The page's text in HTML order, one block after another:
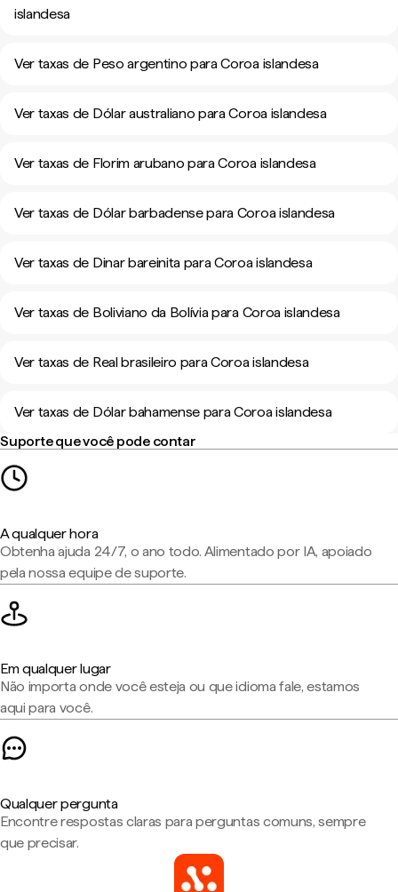
islandesa
Ver taxas de Peso argentino para Coroa islandesa
Ver taxas de Dólar australiano para Coroa islandesa
Ver taxas de Florim arubano para Coroa islandesa
Ver taxas de Dólar barbadense para Coroa islandesa
Ver taxas de Dinar bareinita para Coroa islandesa
Ver taxas de Boliviano da Bolívia para Coroa islandesa
Ver taxas de Real brasileiro para Coroa islandesa
Ver taxas de Dólar bahamense para Coroa islandesa
Suporte que você pode contar
A qualquer hora
Obtenha ajuda 24/7, o ano todo. Alimentado por IA, apoiado
pela nossa equipe de suporte.
Em qualquer lugar
Não importa onde você esteja ou que idioma fale, estamos
aqui para você.
Qualquer pergunta
Encontre respostas claras para perguntas comuns, sempre
que precisar.